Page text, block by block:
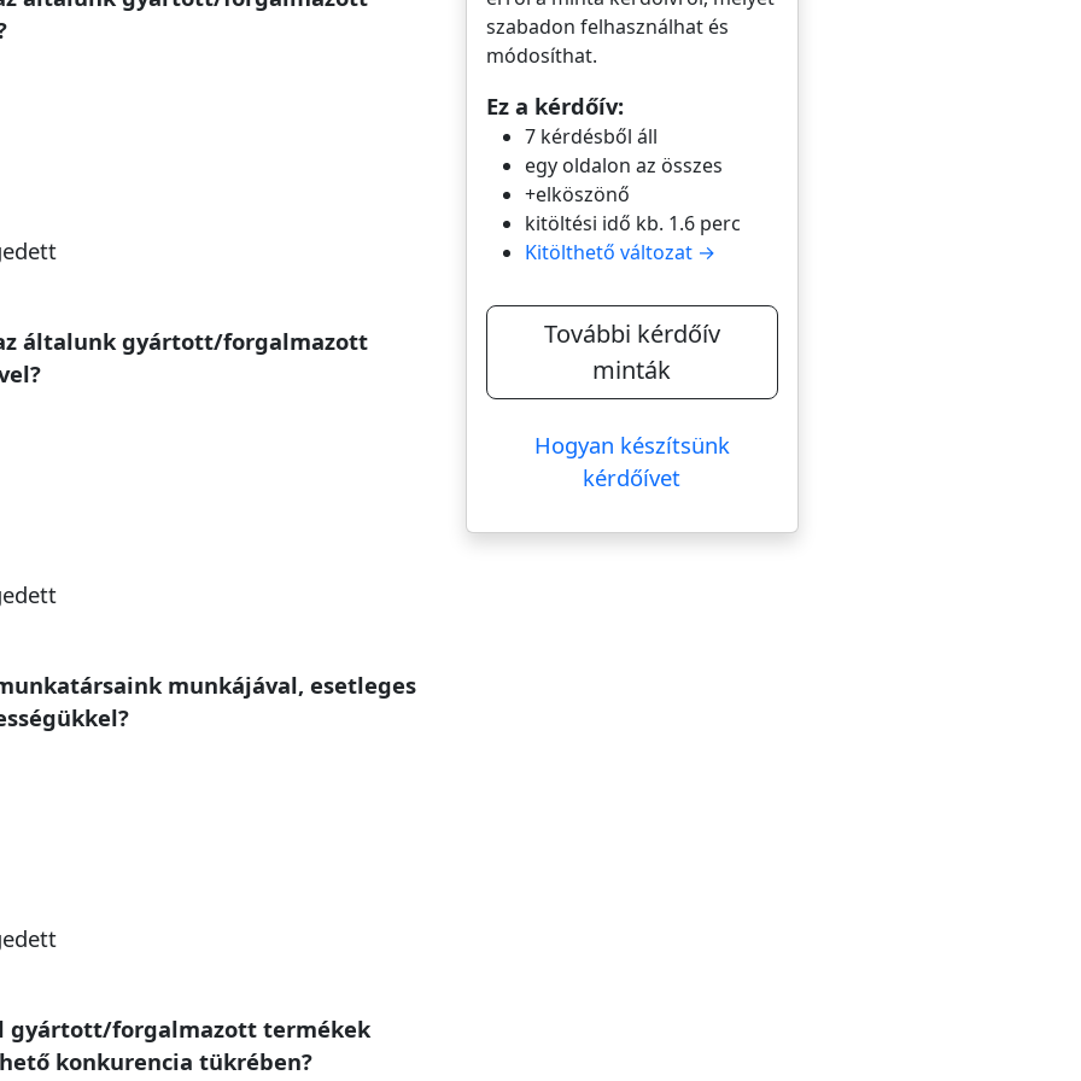
általunk gyártott/forgalmazott
munkájával, esetleges
gyártott/forgalmazott termékek
konkurencia tükrében?
szabadon felhasználhat és
módosíthat.
Ez a kérdőív:
7 kérdésből áll
egy oldalon az összes
+elköszönő
kitöltési idő kb. 1.6 perc
Kitölthető változat →
További kérdőív
minták
Hogyan készítsünk
kérdőívet